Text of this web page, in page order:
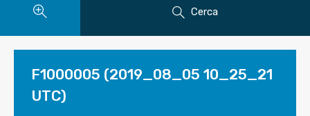
Cerca
F1000005 (2019_08_05 10_25_21
UTC)